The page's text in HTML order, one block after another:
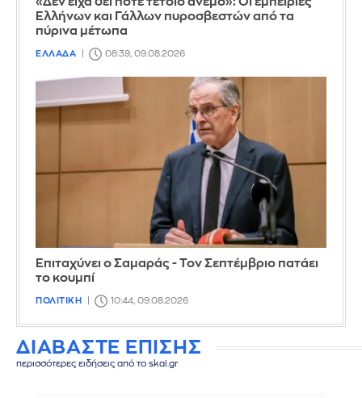
Ελλήνων και Γάλλων πυροσβεστών από τα
πύρινα μέτωπα
ΕΛΛΑΔΑ 08:39, 09.08.2026
Επιταχύνει ο Σαμαράς - Τον Σεπτέμβριο πατάει
το κουμπί
ΠΟΛΙΤΙΚΗ 10:44, 09.08.2026
ΔΙΑΒΑΣΤΕ ΕΠΙΣΗΣ
περισσότερες ειδήσεις από το skai.gr